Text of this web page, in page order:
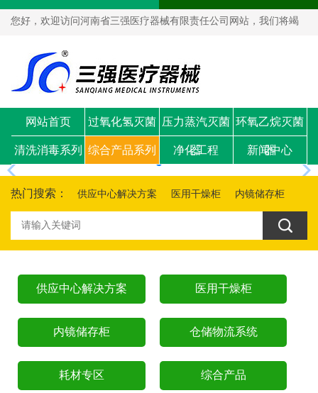
您好，欢迎访问河南省三强医疗器械有限责任公司网站，我们将竭
诚为您服务！
网站首页 过氧化氢灭菌
器
压力蒸汽灭菌
器
环氧乙烷灭菌
器
清洗消毒系列 综合产品系列 净化工程 新闻中心
热门搜索： 供应中心解决方案 医用干燥柜 内镜储存柜
供应中心解决方案 医用干燥柜
内镜储存柜 仓储物流系统
耗材专区 综合产品